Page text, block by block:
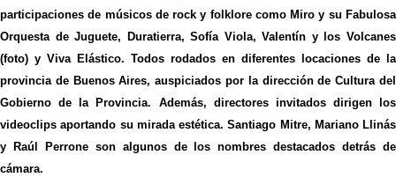
participaciones de músicos de rock y folklore como Miro y su Fabulosa
Orquesta de Juguete, Duratierra, Sofía Viola, Valentín y los Volcanes
(foto) y Viva Elástico. Todos rodados en diferentes locaciones de la
provincia de Buenos Aires, auspiciados por la dirección de Cultura del
Gobierno de la Provincia. Además, directores invitados dirigen los
videoclips aportando su mirada estética. Santiago Mitre, Mariano Llinás
y Raúl Perrone son algunos de los nombres destacados detrás de
cámara.